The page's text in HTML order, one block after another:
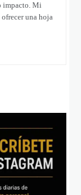
impacto. Mi
una hoja